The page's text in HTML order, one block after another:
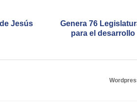
Jesús
Genera 76
para el